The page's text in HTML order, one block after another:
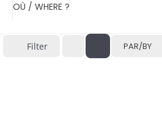
OÙ / WHERE ?
Filter PAR/BY